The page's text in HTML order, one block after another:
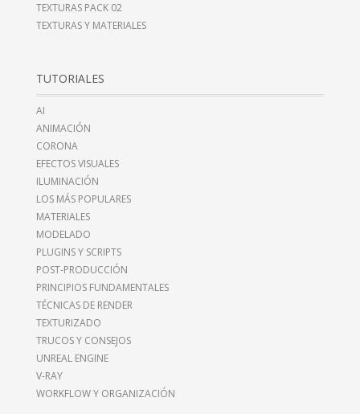
TEXTURAS PACK 02
TEXTURAS Y MATERIALES
TUTORIALES
AI
ANIMACIÓN
CORONA
EFECTOS VISUALES
ILUMINACIÓN
LOS MÁS POPULARES
MATERIALES
MODELADO
PLUGINS Y SCRIPTS
POST-PRODUCCIÓN
PRINCIPIOS FUNDAMENTALES
TÉCNICAS DE RENDER
TEXTURIZADO
TRUCOS Y CONSEJOS
UNREAL ENGINE
V-RAY
WORKFLOW Y ORGANIZACIÓN